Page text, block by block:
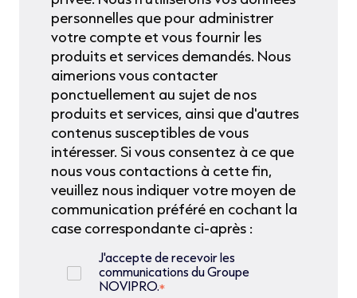
personnelles que pour administrer
votre compte et vous fournir les
produits et services demandés. Nous
aimerions vous contacter
ponctuellement au sujet de nos
produits et services, ainsi que d'autres
contenus susceptibles de vous
intéresser. Si vous consentez à ce que
nous vous contactions à cette fin,
veuillez nous indiquer votre moyen de
communication préféré en cochant la
case correspondante ci-après :
J'accepte de recevoir les
communications du Groupe
NOVIPRO.*